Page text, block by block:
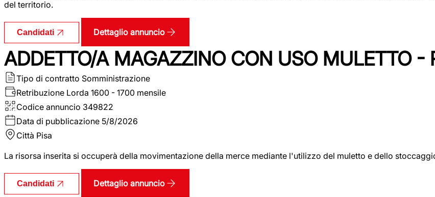
del territorio.
Candidati Dettaglio annuncio
ADDETTO/A MAGAZZINO CON USO MULETTO -
Tipo di contratto Somministrazione
Retribuzione Lorda 1600 - 1700 mensile
Codice annuncio 349822
Data di pubblicazione 5/8/2026
Città Pisa
La risorsa inserita si occuperà della movimentazione della merce mediante l'utilizzo del muletto e dello
Candidati Dettaglio annuncio